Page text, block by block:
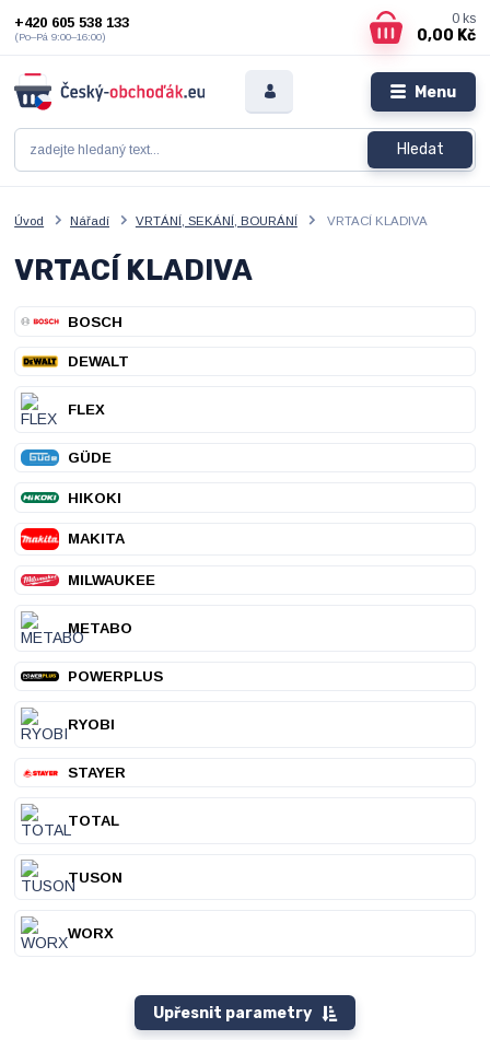
Menu
Hledat
+420 605 538 133
(Po–Pá 9:00–16:00)
0 ks
0,00 Kč
Úvod Nářadí VRTÁNÍ, SEKÁNÍ, BOURÁNÍ VRTACÍ KLADIVA
VRTACÍ KLADIVA
BOSCH
DEWALT
FLEX
GÜDE
HIKOKI
MAKITA
MILWAUKEE
METABO
POWERPLUS
RYOBI
STAYER
TOTAL
TUSON
WORX
Upřesnit parametry